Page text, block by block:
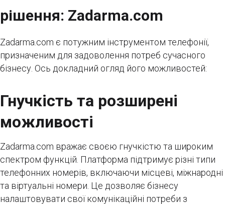
рішення: Zadarma.com
Zadarma.com є потужним інструментом телефонії,
призначеним для задоволення потреб сучасного
бізнесу. Ось докладний огляд його можливостей:
Гнучкість та розширені
можливості
Zadarma.com вражає своєю гнучкістю та широким
спектром функцій. Платформа підтримує різні типи
телефонних номерів, включаючи місцеві, міжнародні
та віртуальні номери. Це дозволяє бізнесу
налаштовувати свої комунікаційні потреби з